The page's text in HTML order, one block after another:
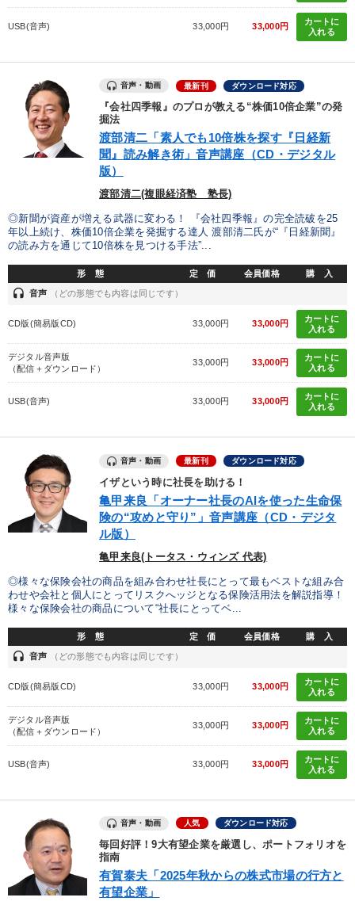
USB(音声) 33,000円 33,000円
カートに
入れる
音声・動画 最新刊 ダウンロード対応
『会社四季報』のプロが教える“株価10倍企業”の発
掘法
渡部清二「素人でも10倍株を探す『日経新
聞』読み解き術」音声講座（CD・デジタル
版）
渡部清二(複眼経済塾 塾長)
◎新聞が資産が増える武器に変わる！ 『会社四季報』の完全読破を25
年以上続け、株価10倍企業を発掘する達人 渡部清二氏が“『日経新聞』
の読み方を通じて10倍株を見つける手法”...
形 態 定 価 会員価格 購 入
headset 音声 （どの形態でも内容は同じです）
CD版(簡易版CD) 33,000円 33,000円
カートに
入れる
デジタル音声版
（配信＋ダウンロード）
33,000円 33,000円
カートに
入れる
USB(音声) 33,000円 33,000円
カートに
入れる
音声・動画 最新刊 ダウンロード対応
イザという時に社長を助ける！
亀甲来良「オーナー社長のAIを使った生命保
険の“攻めと守り”」音声講座（CD・デジタ
ル版）
亀甲来良(トータス・ウィンズ 代表)
◎様々な保険会社の商品を組み合わせ社長にとって最もベストな組み合
わせや会社と個人にとってリスクへッジとなる保険活用法を解説指導！
様々な保険会社の商品について“社長にとってベ...
形 態 定 価 会員価格 購 入
headset 音声 （どの形態でも内容は同じです）
CD版(簡易版CD) 33,000円 33,000円
カートに
入れる
デジタル音声版
（配信＋ダウンロード）
33,000円 33,000円
カートに
入れる
USB(音声) 33,000円 33,000円
カートに
入れる
音声・動画 人気 ダウンロード対応
毎回好評！9大有望企業を厳選し、ポートフォリオを
指南
有賀泰夫「2025年秋からの株式市場の行方と
有望企業」